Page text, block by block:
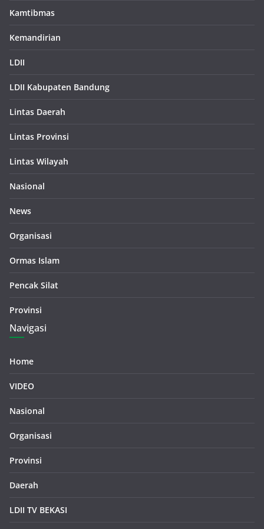
Kamtibmas
Kemandirian
LDII
LDII Kabupaten Bandung
Lintas Daerah
Lintas Provinsi
Lintas Wilayah
Nasional
News
Organisasi
Ormas Islam
Pencak Silat
Provinsi
Navigasi
Home
VIDEO
Nasional
Organisasi
Provinsi
Daerah
LDII TV BEKASI